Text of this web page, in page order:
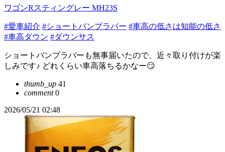
ワゴンRスティングレー MH23S
#愛車紹介 #ショートバンプラバー #車高の低さは知能の低さ
#車高ダウン #ダウンサス
ショートバンプラバーも無事届いたので、近々取り付けが楽
しみです♪ どれくらい車高落ちるかなー😏
thumb_up 41
comment0
2026/05/21 02:48